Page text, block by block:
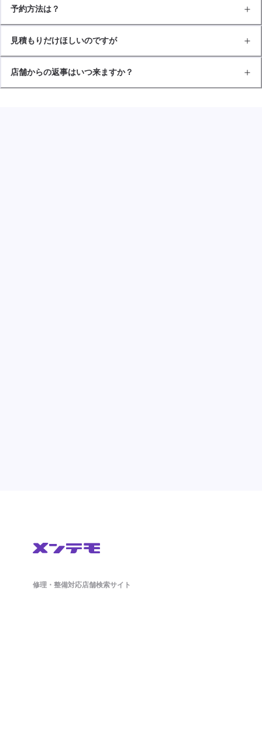
予約方法は？
見積もりだけほしいのですが
店舗からの返事はいつ来ますか？
修理・整備対応店舗検索サイト